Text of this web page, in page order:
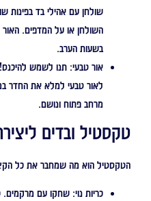
שולחן עם אהילי בד בפינות
השולחן או על המדפים.
בשעות הערב.
אור טבעי: תנו לשמש להיכנס!
לאור טבעי למלא את החדר
מרחב פתוח ונושם.
טקסטיל ובדים
הטקסטיל הוא מה שמחבר את כל
כריות נוי: שחקו עם מרקמים.